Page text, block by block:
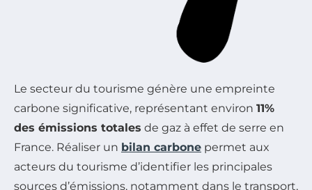
Le secteur du tourisme génère une empreinte
carbone significative, représentant environ 11%
des émissions totales de gaz à effet de serre en
France. Réaliser un bilan carbone permet aux
acteurs du tourisme d’identifier les principales
sources d’émissions, notamment dans le transport,